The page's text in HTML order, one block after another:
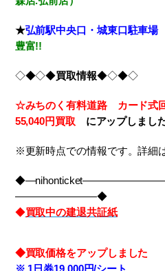
★弘前駅中央口・城東口駐車場
豊富!!
◇◆◇◆買取情報◆◇◆◇
☆みちのく有料道路 カード式
55,040円買取 にアップしまし
※更新時点での情報です。詳細
――――――――◆
◆買取中の建退共証紙
◆買取価格をアップしました
※ 1日券19,000円/シート